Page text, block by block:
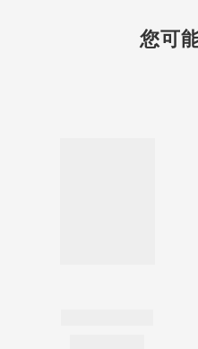
您可